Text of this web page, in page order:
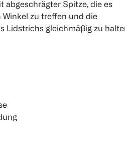
3 ml
€ 3,29
3 ml
(64)
abgeschrägter Spitze, die es
zu treffen und die
Lidstrichs gleichmäßig zu